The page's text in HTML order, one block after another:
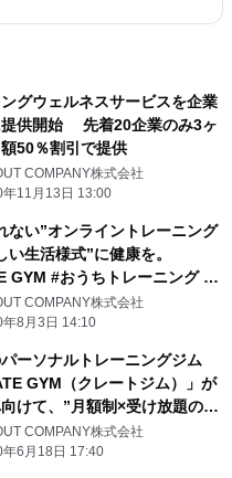
グウェルネスサービスを企業
提供開始 先着20企業のみ3ヶ
50％割引で提供
COMPANY株式会社
11月13日 13:00
ない”オンライントレーニング
い生活様式”に健康を。
GYM #おうちトレーニング 無
レゼントキャンペーンを開催
COMPANY株式会社
8月3日 14:10
ーソナルトレーニングジム
GYM（クレートジム）」が
けて、”月額制×受け放題のオ
グループトレーニング”をス
初代会員募集のクラウドファ
COMPANY株式会社
6月18日 17:40